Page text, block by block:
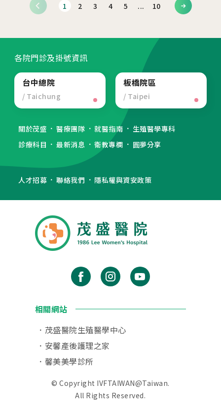
1 2 3 4 5 ... 10
各院門診及掛號資訊
台中總院
/ Taichung
板橋院區
/ Taipei
關於茂盛 醫療團隊 就醫指南
生殖醫學專科
診療科目
最新消息 衛教專欄 圓夢分享
人才招募 聯絡我們 隱私權與資安政策
相關網站
茂盛醫院生殖醫學中心
安馨產後護理之家
馨美美學診所
© Copyright IVFTAIWAN@Taiwan.
All Rights Reserved.